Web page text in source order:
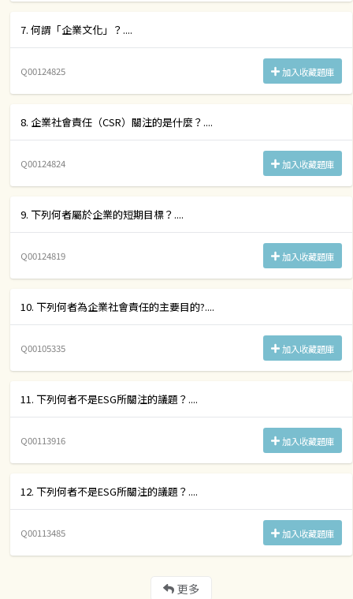
7. 何謂「企業文化」？....
Q00124825 加入收藏題庫
8. 企業社會責任（CSR）關注的是什麼？....
Q00124824 加入收藏題庫
9. 下列何者屬於企業的短期目標？....
Q00124819 加入收藏題庫
10. 下列何者為企業社會責任的主要目的?....
Q00105335 加入收藏題庫
11. 下列何者不是ESG所關注的議題？....
Q00113916 加入收藏題庫
12. 下列何者不是ESG所關注的議題？....
Q00113485 加入收藏題庫
更多